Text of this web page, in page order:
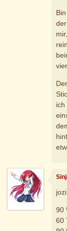
ich
90
60